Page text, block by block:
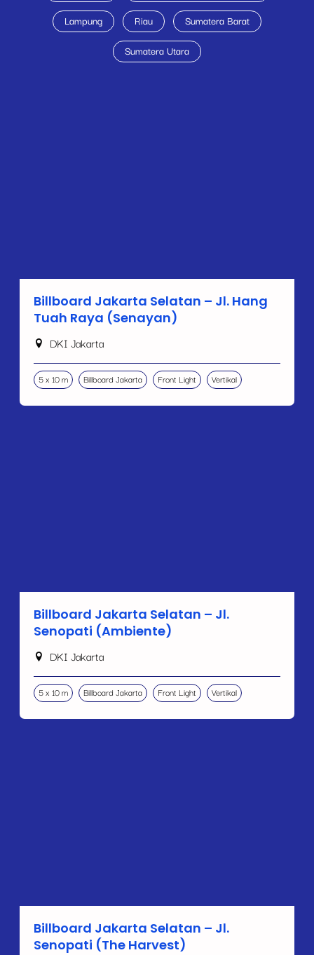
Lampung Riau
Sumatera Barat
Sumatera Utara
Billboard Jakarta Selatan – Jl. Hang
Tuah Raya (Senayan)
DKI Jakarta
5 x 10 m Billboard Jakarta Front Light Vertikal
Billboard Jakarta Selatan – Jl.
Senopati (Ambiente)
DKI Jakarta
5 x 10 m Billboard Jakarta Front Light Vertikal
Billboard Jakarta Selatan – Jl.
Senopati (The Harvest)